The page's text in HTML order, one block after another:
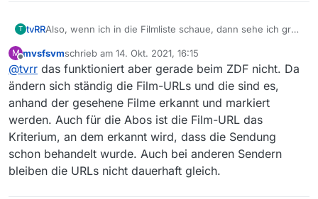
T tvRRAlso, wenn ich in die Filmliste schaue, dann sehe ich grau
heruntergeladen habe. Da weiss ich dann auch schon, ob
ich den Film bereits habe und die Filmliste deckt immerhin
einige Jahre ab:
Ich selbst habe daher die Mediensammlung noch nie
M
Offline
mvsfsvmschrieb am 14. Okt. 2021, 16:15
zuletzt editiert von
@tvrr das funktioniert aber gerade beim ZDF nicht. Da
ändern sich ständig die Film-URLs und die sind es,
anhand der gesehene Filme erkannt und markiert
werden. Auch für die Abos ist die Film-URL das
Kriterium, an dem erkannt wird, dass die Sendung
schon behandelt wurde. Auch bei anderen Sendern
bleiben die URLs nicht dauerhaft gleich.